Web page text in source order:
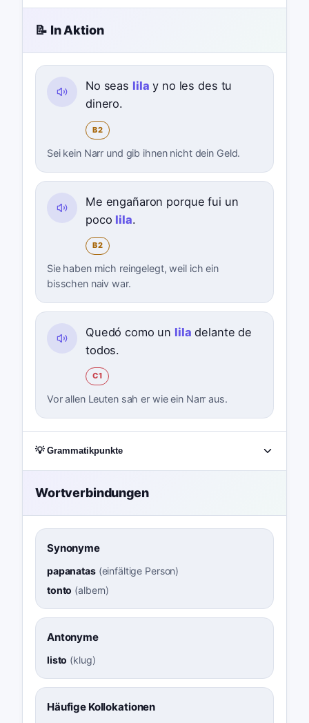
📝 In Aktion
No seas lila y no les des tu
dinero.
B2
Sei kein Narr und gib ihnen nicht dein Geld.
Me engañaron porque fui un
poco lila.
B2
Sie haben mich reingelegt, weil ich ein
bisschen naiv war.
Quedó como un lila delante de
todos.
C1
Vor allen Leuten sah er wie ein Narr aus.
💡 Grammatikpunkte
Wortverbindungen
Synonyme
papanatas(einfältige Person)
tonto (albern)
Antonyme
listo (klug)
Häufige Kollokationen